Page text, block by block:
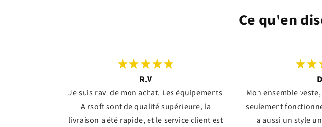
Ce qu'en
R.V
Je suis ravi de mon achat. Les équipements
Airsoft sont de qualité supérieure, la
livraison a été rapide, et le service client est
Mon ensemble
seulement
a aussi un style